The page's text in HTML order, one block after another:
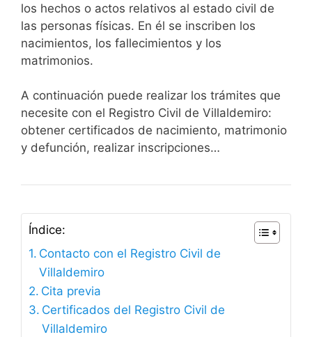
los hechos o actos relativos al estado civil de
las personas físicas. En él se inscriben los
nacimientos, los fallecimientos y los
matrimonios.
A continuación puede realizar los trámites que
necesite con el Registro Civil de Villaldemiro:
obtener certificados de nacimiento, matrimonio
y defunción, realizar inscripciones…
Índice:
Contacto con el Registro Civil de
Villaldemiro
Cita previa
Certificados del Registro Civil de
Villaldemiro